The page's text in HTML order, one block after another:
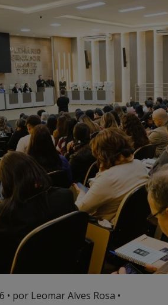
• por Leomar Alves Rosa •